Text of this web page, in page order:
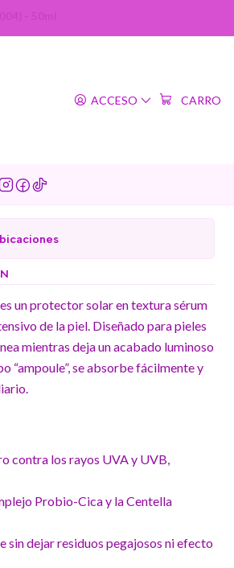
ACCESO CARRO
- 50ml
Probio-Cica
-
favoritos
es un protector solar en textura sérum
de la piel. Diseñado para pieles
mientras deja un acabado luminoso
“ampoule”, se absorbe fácilmente y
contra los rayos UVA y UVB,
Probio-Cica y la Centella
dejar residuos pegajosos ni efecto